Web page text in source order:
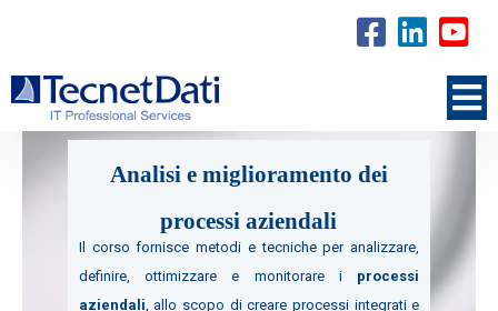
Analisi e miglioramento dei
processi aziendali
Il corso fornisce metodi e tecniche per analizzare,
definire, ottimizzare e monitorare i processi
aziendali, allo scopo di creare processi integrati e